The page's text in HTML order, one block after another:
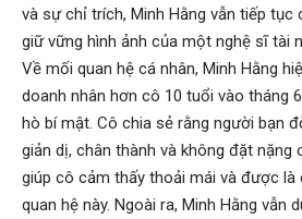
và sự chỉ trích, Minh Hằng vẫn tiếp tục
giữ vững hình ảnh của một nghệ sĩ tài
Về mối quan hệ cá nhân, Minh Hằng
doanh nhân hơn cô 10 tuổi vào tháng
hò bí mật. Cô chia sẻ rằng người bạn
giản dị, chân thành và không đặt nặng
giúp cô cảm thấy thoải mái và được là
quan hệ này. Ngoài ra, Minh Hằng vẫn